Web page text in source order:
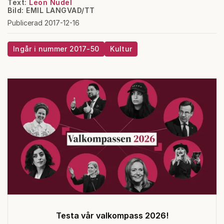
Text: Leon Nudel
Bild: EMIL LANGVAD/TT
Publicerad 2017-12-16
Ingår i nummer 2017-50 Kultur
Testa vår valkompass 2026!